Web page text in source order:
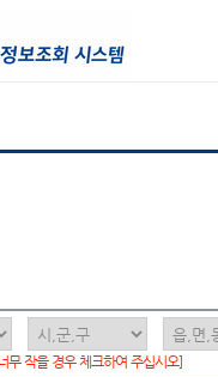
무 작을 경우 체크하여 주십시오]